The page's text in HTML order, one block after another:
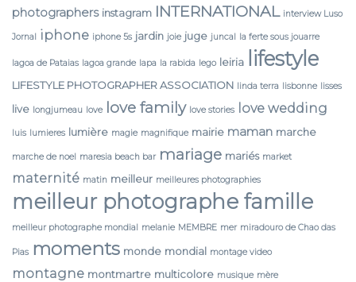
photographers instagram INTERNATIONAL interview Luso
Jornal iphone iphone 5s jardin joie juge juncal la ferte sous jouarre
lagoa de Pataias lagoa grande lapa la rabida lego leiria lifestyle
LIFESTYLE PHOTOGRAPHER ASSOCIATION linda terra lisbonne lisses
live longjumeau love love family love stories love wedding
luis lumieres lumière magie magnifique mairie maman marche
marche de noel maresia beach bar mariage mariés market
maternité matin meilleur meilleures photographies
meilleur photographe famille
meilleur photographe mondial melanie MEMBRE mer miradouro de Chao das
Pias moments monde mondial montage video
montagne montmartre multicolore musique mère